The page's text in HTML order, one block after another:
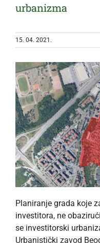
urbanizma
15. 04. 2021.
Planiranje grada koje
investitora, ne
se investitorski
Urbanistički zavod